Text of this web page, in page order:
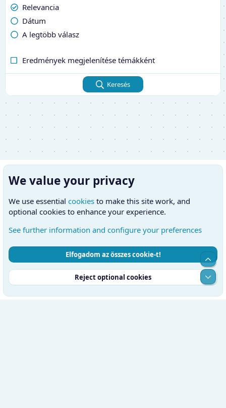
Relevancia
Dátum
A legtöbb válasz
Eredmények megjelenítése témákként
Keresés
Hungarian (HU)
Kapcsolatfelvétel
Feltételek és szabályok
Adatvédelmi szabályzat
Súgó
Kezdőlap
RSS
We value your privacy
We use essential cookies to make this site work, and
optional cookies to enhance your experience.
See further information and configure your preferences
Elfogadom az összes cookie-t!
Reject optional cookies
Top
Alul